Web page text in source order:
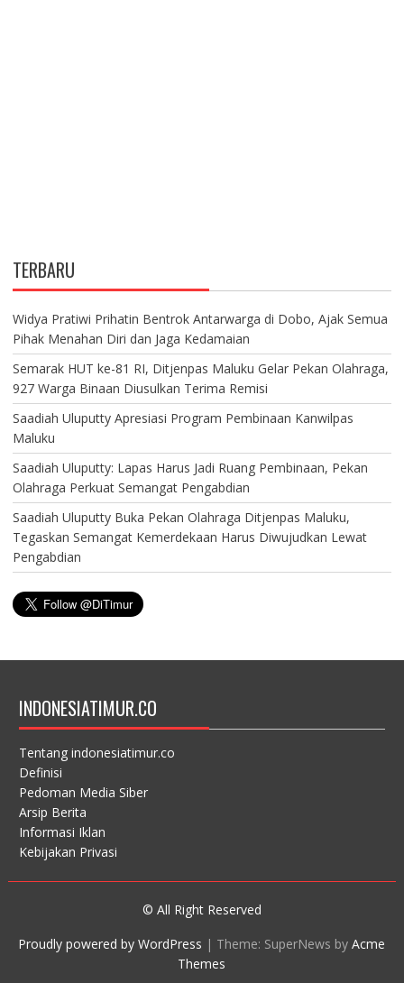
TERBARU
Widya Pratiwi Prihatin Bentrok Antarwarga di Dobo, Ajak Semua
Pihak Menahan Diri dan Jaga Kedamaian
Semarak HUT ke-81 RI, Ditjenpas Maluku Gelar Pekan Olahraga,
927 Warga Binaan Diusulkan Terima Remisi
Saadiah Uluputty Apresiasi Program Pembinaan Kanwilpas
Maluku
Saadiah Uluputty: Lapas Harus Jadi Ruang Pembinaan, Pekan
Olahraga Perkuat Semangat Pengabdian
Saadiah Uluputty Buka Pekan Olahraga Ditjenpas Maluku,
Tegaskan Semangat Kemerdekaan Harus Diwujudkan Lewat
Pengabdian
INDONESIATIMUR.CO
Tentang indonesiatimur.co
Definisi
Pedoman Media Siber
Arsip Berita
Informasi Iklan
Kebijakan Privasi
© All Right Reserved
Proudly powered by WordPress | Theme: SuperNews byAcme
Themes